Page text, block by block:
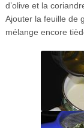
d’olive et la
Ajouter la feuille de
mélange encore